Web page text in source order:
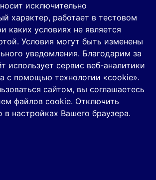
исключительно
характер, работает в тестовом
каких условиях не является
Условия могут быть изменены
уведомления. Благодарим за
использует сервис веб-аналитики
с помощью технологии «cookie».
сайтом, вы соглашаетесь
файлов cookie. Отключить
настройках Вашего браузера.